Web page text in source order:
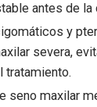
antes de
y
severa,
tratamiento.
seno maxilar